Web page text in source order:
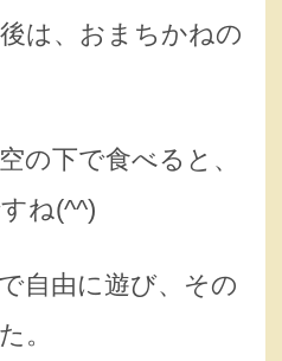
は、おまちかねの
の下で食べると、
ね(^^)
自由に遊び、その
。